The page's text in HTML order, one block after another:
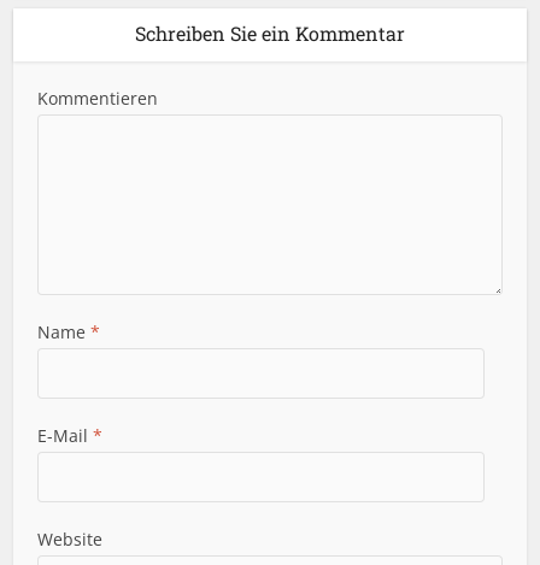
Schreiben Sie ein Kommentar
Kommentieren
Name*
E-Mail*
Website